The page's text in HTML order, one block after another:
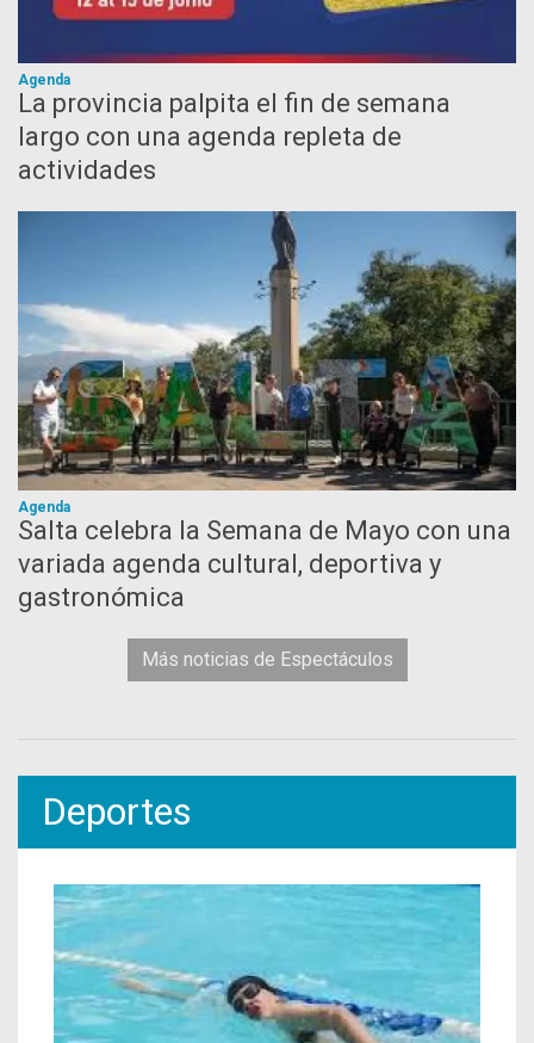
Agenda
La provincia palpita el fin de semana
largo con una agenda repleta de
actividades
Agenda
Salta celebra la Semana de Mayo con una
variada agenda cultural, deportiva y
gastronómica
Más noticias de Espectáculos
Deportes